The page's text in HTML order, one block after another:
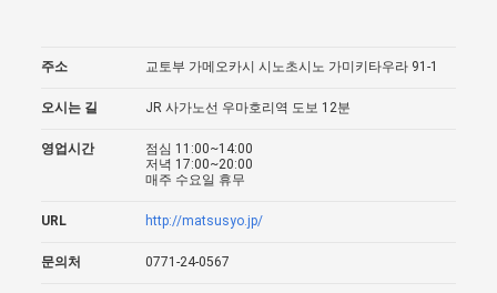
주소 교토부 가메오카시 시노초시노 가미키타우라 91-1
오시는 길 JR 사가노선 우마호리역 도보 12분
영업시간
점심 11:00~14:00
저녁 17:00~20:00
매주 수요일 휴무
URL http://matsusyo.jp/
문의처 0771-24-0567